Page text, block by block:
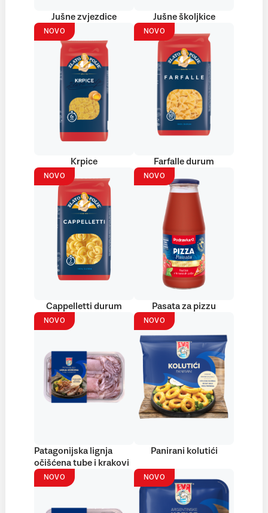
Jušne zvjezdice Jušne školjkice
NOVO
Krpice
NOVO
Farfalle durum
NOVO
Cappelletti durum
NOVO
Pasata za pizzu
NOVO
Patagonijska lignja
očišćena tube i krakovi
NOVO
Panirani kolutići
NOVO NOVO